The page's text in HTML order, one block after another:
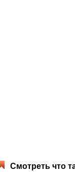
Смотреть что